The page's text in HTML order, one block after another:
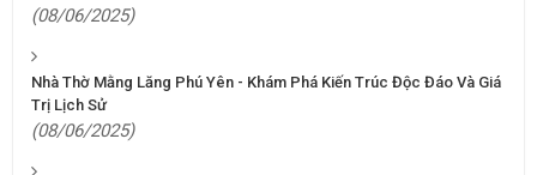
(08/06/2025)
Nhà Thờ Mằng Lăng Phú Yên - Khám Phá Kiến Trúc Độc Đáo Và Giá
Trị Lịch Sử
(08/06/2025)